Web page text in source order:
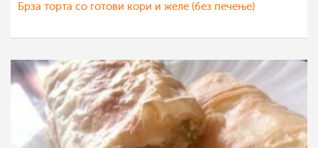
Брза торта со готови кори и желе (без печење)